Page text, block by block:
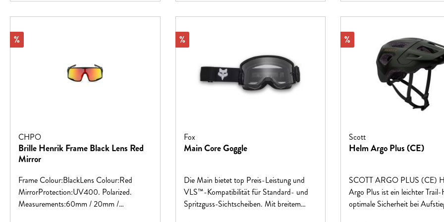
Nähten für verbesserten
KomfortMATERIALIEN59 %
Polyester, 4 % Elastan
Rabatt
%
CHPO
Brille Henrik Frame Black Lens Red
Mirror
Frame Colour:BlackLens Colour:Red
MirrorProtection:UV400. Polarized.
Measurements:60mm / 20mm /
Rabatt
%
Fox
Main Core Goggle
Die Main bietet top Preis-Leistung und
VLS™-Kompatibilität für Standard- und
Spritzguss-Sichtscheiben. Mit breitem
Rabatt
%
Scott
Helm Argo Plus (CE)
SCOTT ARGO PLUS (CE)
Argo Plus ist ein leichter
optimale Sicherheit bei